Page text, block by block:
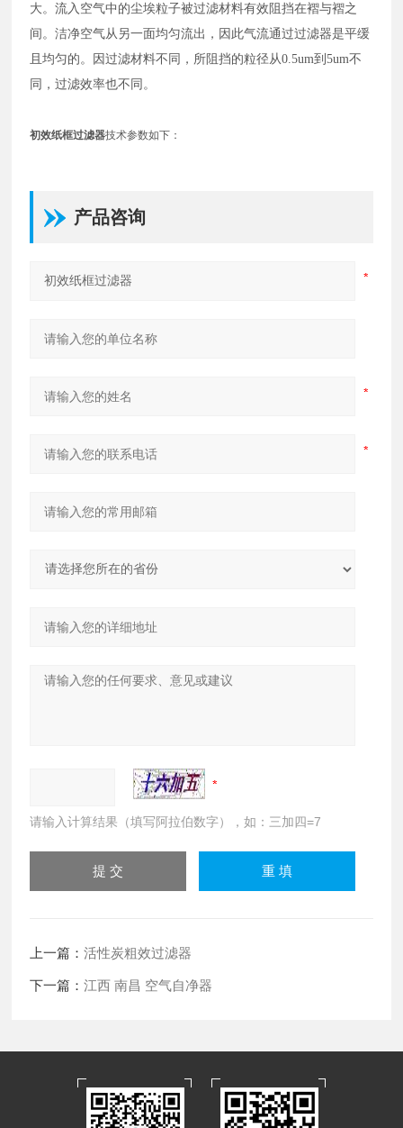
大。流入空气中的尘埃粒子被过滤材料有效阻挡在褶与褶之
间。洁净空气从另一面均匀流出，因此气流通过过滤器是平缓
且均匀的。因过滤材料不同，所阻挡的粒径从0.5um到5um不
同，过滤效率也不同。
初效纸框过滤器技术参数如下：
产品咨询
请输入计算结果（填写阿拉伯数字），如：三加四=7
上一篇：活性炭粗效过滤器
下一篇：江西 南昌 空气自净器